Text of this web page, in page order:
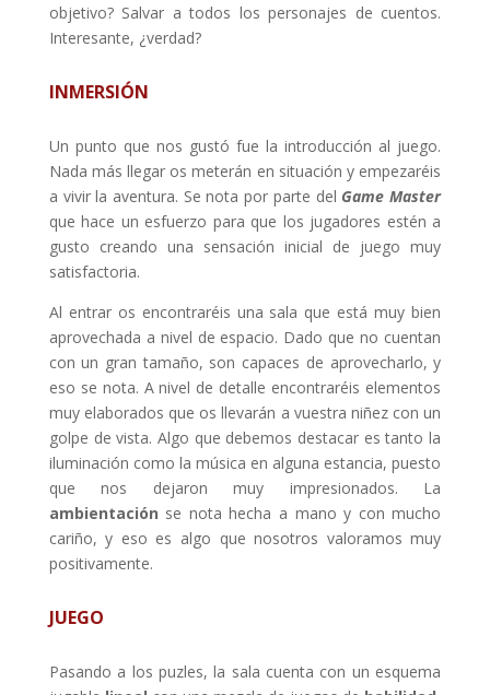
objetivo? Salvar a todos los personajes de cuentos.
Interesante, ¿verdad?
INMERSIÓN
Un punto que nos gustó fue la introducción al juego.
Nada más llegar os meterán en situación y empezaréis
a vivir la aventura. Se nota por parte del Game Master
que hace un esfuerzo para que los jugadores estén a
gusto creando una sensación inicial de juego muy
satisfactoria.
Al entrar os encontraréis una sala que está muy bien
aprovechada a nivel de espacio. Dado que no cuentan
con un gran tamaño, son capaces de aprovecharlo, y
eso se nota. A nivel de detalle encontraréis elementos
muy elaborados que os llevarán a vuestra niñez con un
golpe de vista. Algo que debemos destacar es tanto la
iluminación como la música en alguna estancia, puesto
que nos dejaron muy impresionados. La
ambientación se nota hecha a mano y con mucho
cariño, y eso es algo que nosotros valoramos muy
positivamente.
JUEGO
Pasando a los puzles, la sala cuenta con un esquema